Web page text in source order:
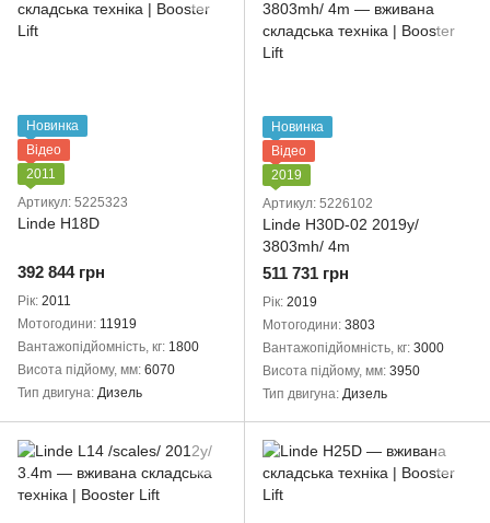
Новинка
Відео
2011
Артикул: 5225323
Linde H18D
392 844 грн
Рік 2011
Мотогодини 11919
Вантажопідйомність, кг 1800
Висота підйому, мм 6070
Тип двигуна Дизель
Новинка
Відео
2019
Артикул: 5226102
Linde H30D-02 2019y/
3803mh/ 4m
511 731 грн
Рік 2019
Мотогодини 3803
Вантажопідйомність, кг 3000
Висота підйому, мм 3950
Тип двигуна Дизель